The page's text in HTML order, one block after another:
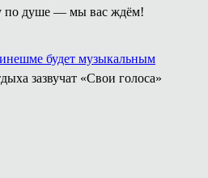
по душе — мы вас ждём!
будет музыкальным
зазвучат «Свои голоса»